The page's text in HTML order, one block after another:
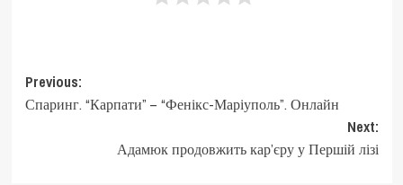
Post
navigation
Previous:
Спаринг. “Карпати” – “Фенікс-Маріуполь”. Онлайн
Next:
Адамюк продовжить кар’єру у Першій лізі